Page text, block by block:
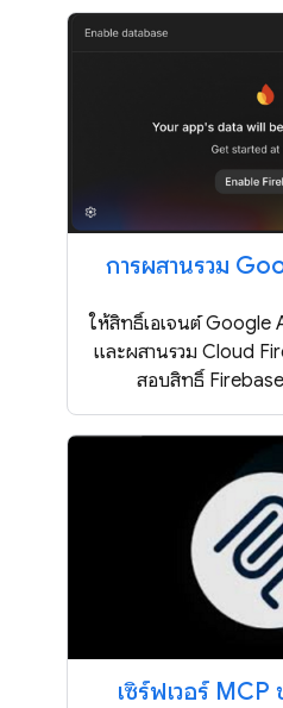
การผสานรวม
ให้สิทธิ์เอเจนต์ Google
และผสานรวม Cloud
สอบสิทธิ์ Firebase
เซิร์ฟเวอร์